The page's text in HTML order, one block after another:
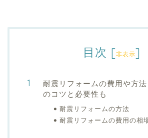
目次 [非表示]
耐震リフォームの費用や方
のコツと必要性も
耐震リフォームの方法
耐震リフォームの費用の相